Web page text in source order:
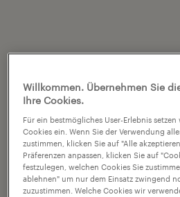
Willkommen. Übernehmen Sie
Ihre Cookies.
Für ein bestmögliches User-Erlebnis
Cookies ein. Wenn Sie der Verwendung
zustimmen, klicken Sie auf "Alle
Präferenzen anpassen, klicken Sie auf
festzulegen, welchen Cookies Sie
ablehnen" um nur dem Einsatz zwingend
zuzustimmen. Welche Cookies wir